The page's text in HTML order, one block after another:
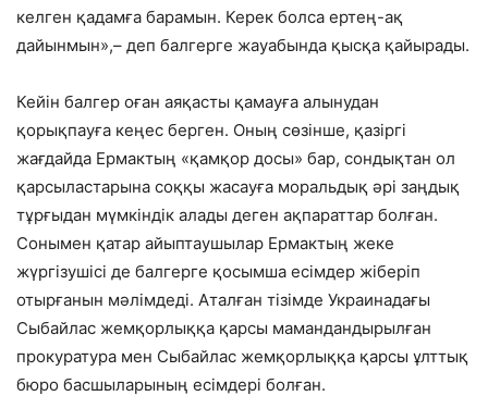
келген қадамға барамын. Керек болса ертең-ақ
дайынмын»,– деп балгерге жауабында қысқа қайырады.
Кейін балгер оған аяқасты қамауға алынудан
қорықпауға кеңес берген. Оның сөзінше, қазіргі
жағдайда Ермактың «қамқор досы» бар, сондықтан ол
қарсыластарына соққы жасауға моральдық әрі заңдық
тұрғыдан мүмкіндік алады деген ақпараттар болған.
Сонымен қатар айыптаушылар Ермактың жеке
жүргізушісі де балгерге қосымша есімдер жіберіп
отырғанын мәлімдеді. Аталған тізімде Украинадағы
Сыбайлас жемқорлыққа қарсы мамандандырылған
прокуратура мен Сыбайлас жемқорлыққа қарсы ұлттық
бюро басшыларының есімдері болған.